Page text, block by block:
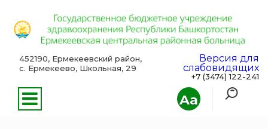
Aa
452190, Ермекеевский район,
с. Ермекеево, Школьная, 29
Версия для
слабовидящих
+7 (3474) 122-241